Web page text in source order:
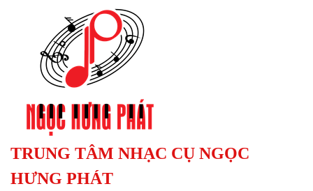
TRUNG TÂM NHẠC CỤ NGỌC
HƯNG PHÁT